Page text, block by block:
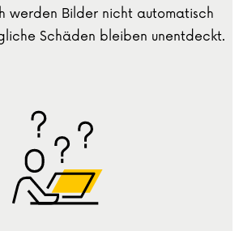
werden Bilder nicht automatisch
Schäden bleiben unentdeckt.